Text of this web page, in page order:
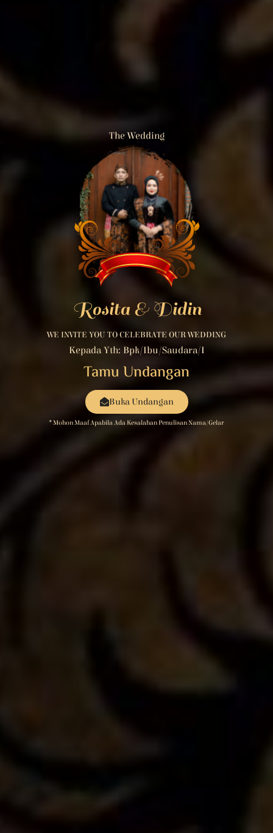
The Wedding
Rosita & Didin
WE INVITE YOU TO CELEBRATE OUR WEDDING
Kepada Yth: Bpk/Ibu/Saudara/i
Tamu Undangan
Buka Undangan
* Mohon Maaf Apabila Ada Kesalahan Penulisan Nama/gelar